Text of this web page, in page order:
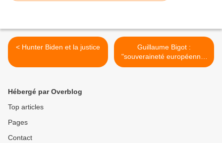
< Hunter Biden et la justice
Guillaume Bigot :
"souveraineté européenne"
? >
Hébergé par Overblog
Top articles
Pages
Contact